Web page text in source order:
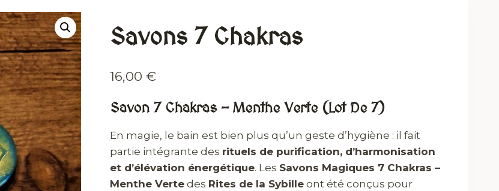
Savons 7 Chakras
16,00 €
Savon 7 Chakras – Menthe Verte (lot De 7)
En magie, le bain est bien plus qu’un geste d’hygiène : il fait
partie intégrante des rituels de purification, d’harmonisation
et d’élévation énergétique. Les Savons Magiques 7 Chakras –
Menthe Vertedes Rites de la Sybilleont été conçus pour